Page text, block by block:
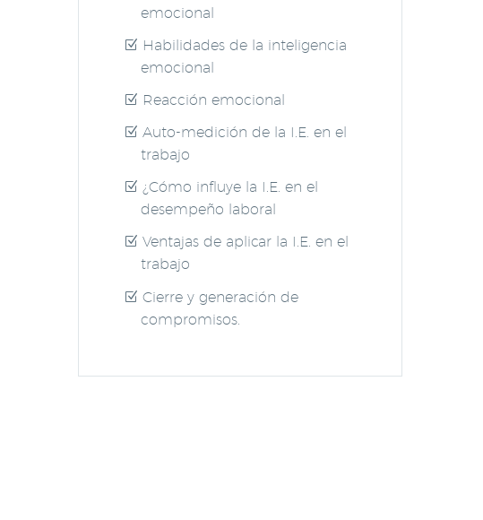
emocional
Habilidades de la inteligencia
emocional
Reacción emocional
Auto-medición de la I.E. en el
trabajo
¿Cómo influye la I.E. en el
desempeño laboral
Ventajas de aplicar la I.E. en el
trabajo
Cierre y generación de
compromisos.